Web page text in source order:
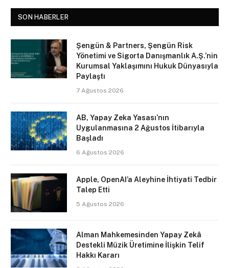
SON HABERLER
Şengün & Partners, Şengün Risk
Yönetimi ve Sigorta Danışmanlık A.Ş.’nin
Kurumsal Yaklaşımını Hukuk Dünyasıyla
Paylaştı
7 Ağustos 2026
AB, Yapay Zeka Yasası’nın
Uygulanmasına 2 Ağustos İtibarıyla
Başladı
6 Ağustos 2026
Apple, OpenAI’a Aleyhine İhtiyati Tedbir
Talep Etti
5 Ağustos 2026
Alman Mahkemesinden Yapay Zekâ
Destekli Müzik Üretimine İlişkin Telif
Hakkı Kararı